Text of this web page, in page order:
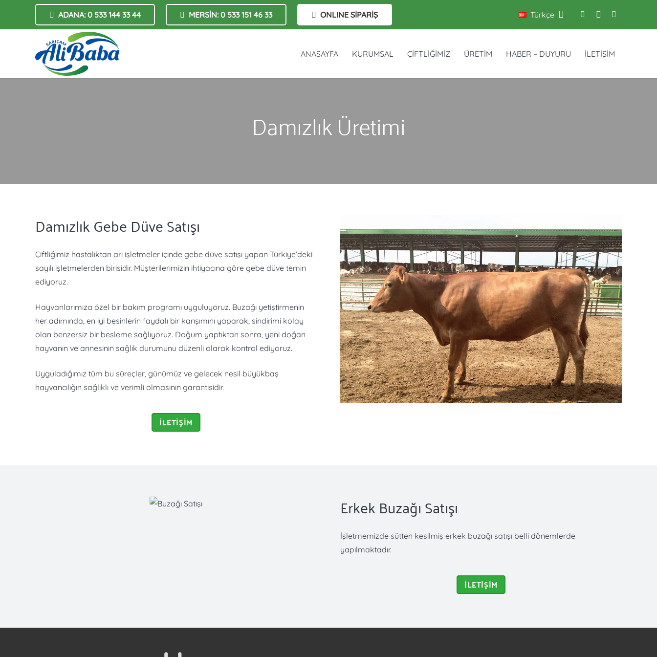
ADANA: 0 533 144 33 44 MERSİN: 0 533 151 46 33 ONLINE SİPARİŞ Türkçe
ANASAYFA KURUMSAL ÇİFTLİĞİMİZ ÜRETİM HABER – DUYURU İLETİŞİM
Damızlık Üretimi
Damızlık Gebe Düve Satışı
Çiftliğimiz hastalıktan ari işletmeler içinde gebe düve satışı yapan Türkiye’deki
sayılı işletmelerden birisidir. Müşterilerimizin ihtiyacına göre gebe düve temin
ediyoruz.
Hayvanlarımıza özel bir bakım programı uyguluyoruz. Buzağı yetiştirmenin
her adımında, en iyi besinlerin faydalı bir karışımını yaparak, sindirimi kolay
olan benzersiz bir besleme sağlıyoruz. Doğum yaptıktan sonra, yeni doğan
hayvanın ve annesinin sağlık durumunu düzenli olarak kontrol ediyoruz.
Uyguladığımız tüm bu süreçler, günümüz ve gelecek nesil büyükbaş
hayvancılığın sağlıklı ve verimli olmasının garantisidir.
İLETİŞİM
Erkek Buzağı Satışı
İşletmemizde sütten kesilmiş erkek buzağı satışı belli dönemlerde
yapılmaktadır.
İLETİŞİM